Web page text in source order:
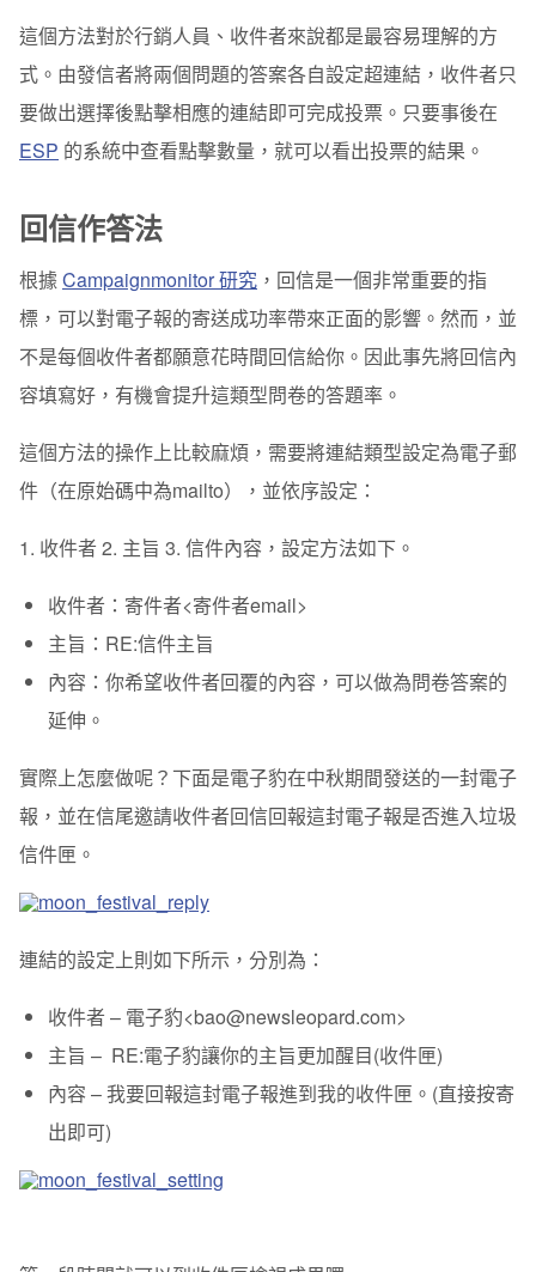
這個方法對於行銷人員、收件者來說都是最容易理解的方
式。由發信者將兩個問題的答案各自設定超連結，收件者只
要做出選擇後點擊相應的連結即可完成投票。只要事後在
ESP 的系統中查看點擊數量，就可以看出投票的結果。
回信作答法
根據 Campaignmonitor 研究 ，回信是一個非常重要的指
標，可以對電子報的寄送成功率帶來正面的影響。然而，並
不是每個收件者都願意花時間回信給你。因此事先將回信內
容填寫好，有機會提升這類型問卷的答題率。
這個方法的操作上比較麻煩，需要將連結類型設定為電子郵
件（在原始碼中為mailto），並依序設定：
1. 收件者 2. 主旨 3. 信件內容，設定方法如下。
收件者：寄件者<寄件者email>
主旨：RE:信件主旨
內容：你希望收件者回覆的內容，可以做為問卷答案的
延伸。
實際上怎麼做呢？下面是電子豹在中秋期間發送的一封電子
報，並在信尾邀請收件者回信回報這封電子報是否進入垃圾
信件匣。
連結的設定上則如下所示，分別為：
收件者 – 電子豹<bao@newsleopard.com>
主旨 – RE:電子豹讓你的主旨更加醒目(收件匣)
內容 – 我要回報這封電子報進到我的收件匣。(直接按寄
出即可)